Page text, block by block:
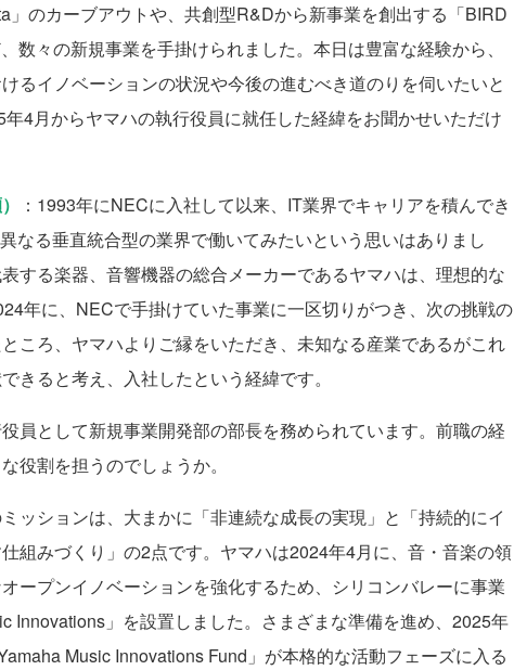
」のカーブアウトや、共創型R&Dから新事業を創出する「BIRD
数々の新規事業を手掛けられました。本日は豊富な経験から、
るイノベーションの状況や今後の進むべき道のりを伺いたいと
4月からヤマハの執行役員に就任した経緯をお聞かせいただけ
：1993年にNECに入社して以来、IT業界でキャリアを積んでき
なる垂直統合型の業界で働いてみたいという思いはありまし
する楽器、音響機器の総合メーカーであるヤマハは、理想的な
年に、NECで手掛けていた事業に一区切りがつき、次の挑戦の
ころ、ヤマハよりご縁をいただき、未知なる産業であるがこれ
きると考え、入社したという経緯です。
員として新規事業開発部の部長を務められています。前職の経
役割を担うのでしょうか。
ッションは、大まかに「非連続な成長の実現」と「持続的にイ
組みづくり」の2点です。ヤマハは2024年4月に、音・音楽の領
ープンイノベーションを強化するため、シリコンバレーに事業
Innovations」を設置しました。さまざまな準備を進め、2025年
Music Innovations Fund」が本格的な活動フェーズに入る